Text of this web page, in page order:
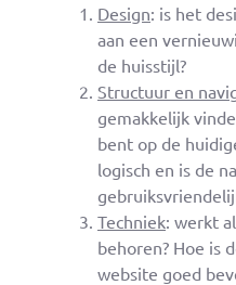
Design: is het
aan een
de huisstijl?
Structuur en
gemakkelijk
bent op de
logisch en is de
Techniek: werkt
behoren? Hoe is
website goed